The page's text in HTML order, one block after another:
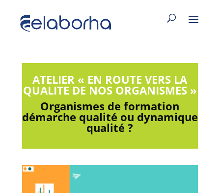
ATELIER « EN ROUTE VERS LA
QUALITE DE NOS ORGANISMES »
Organismes de formation
démarche qualité ou dynamique
qualité ?